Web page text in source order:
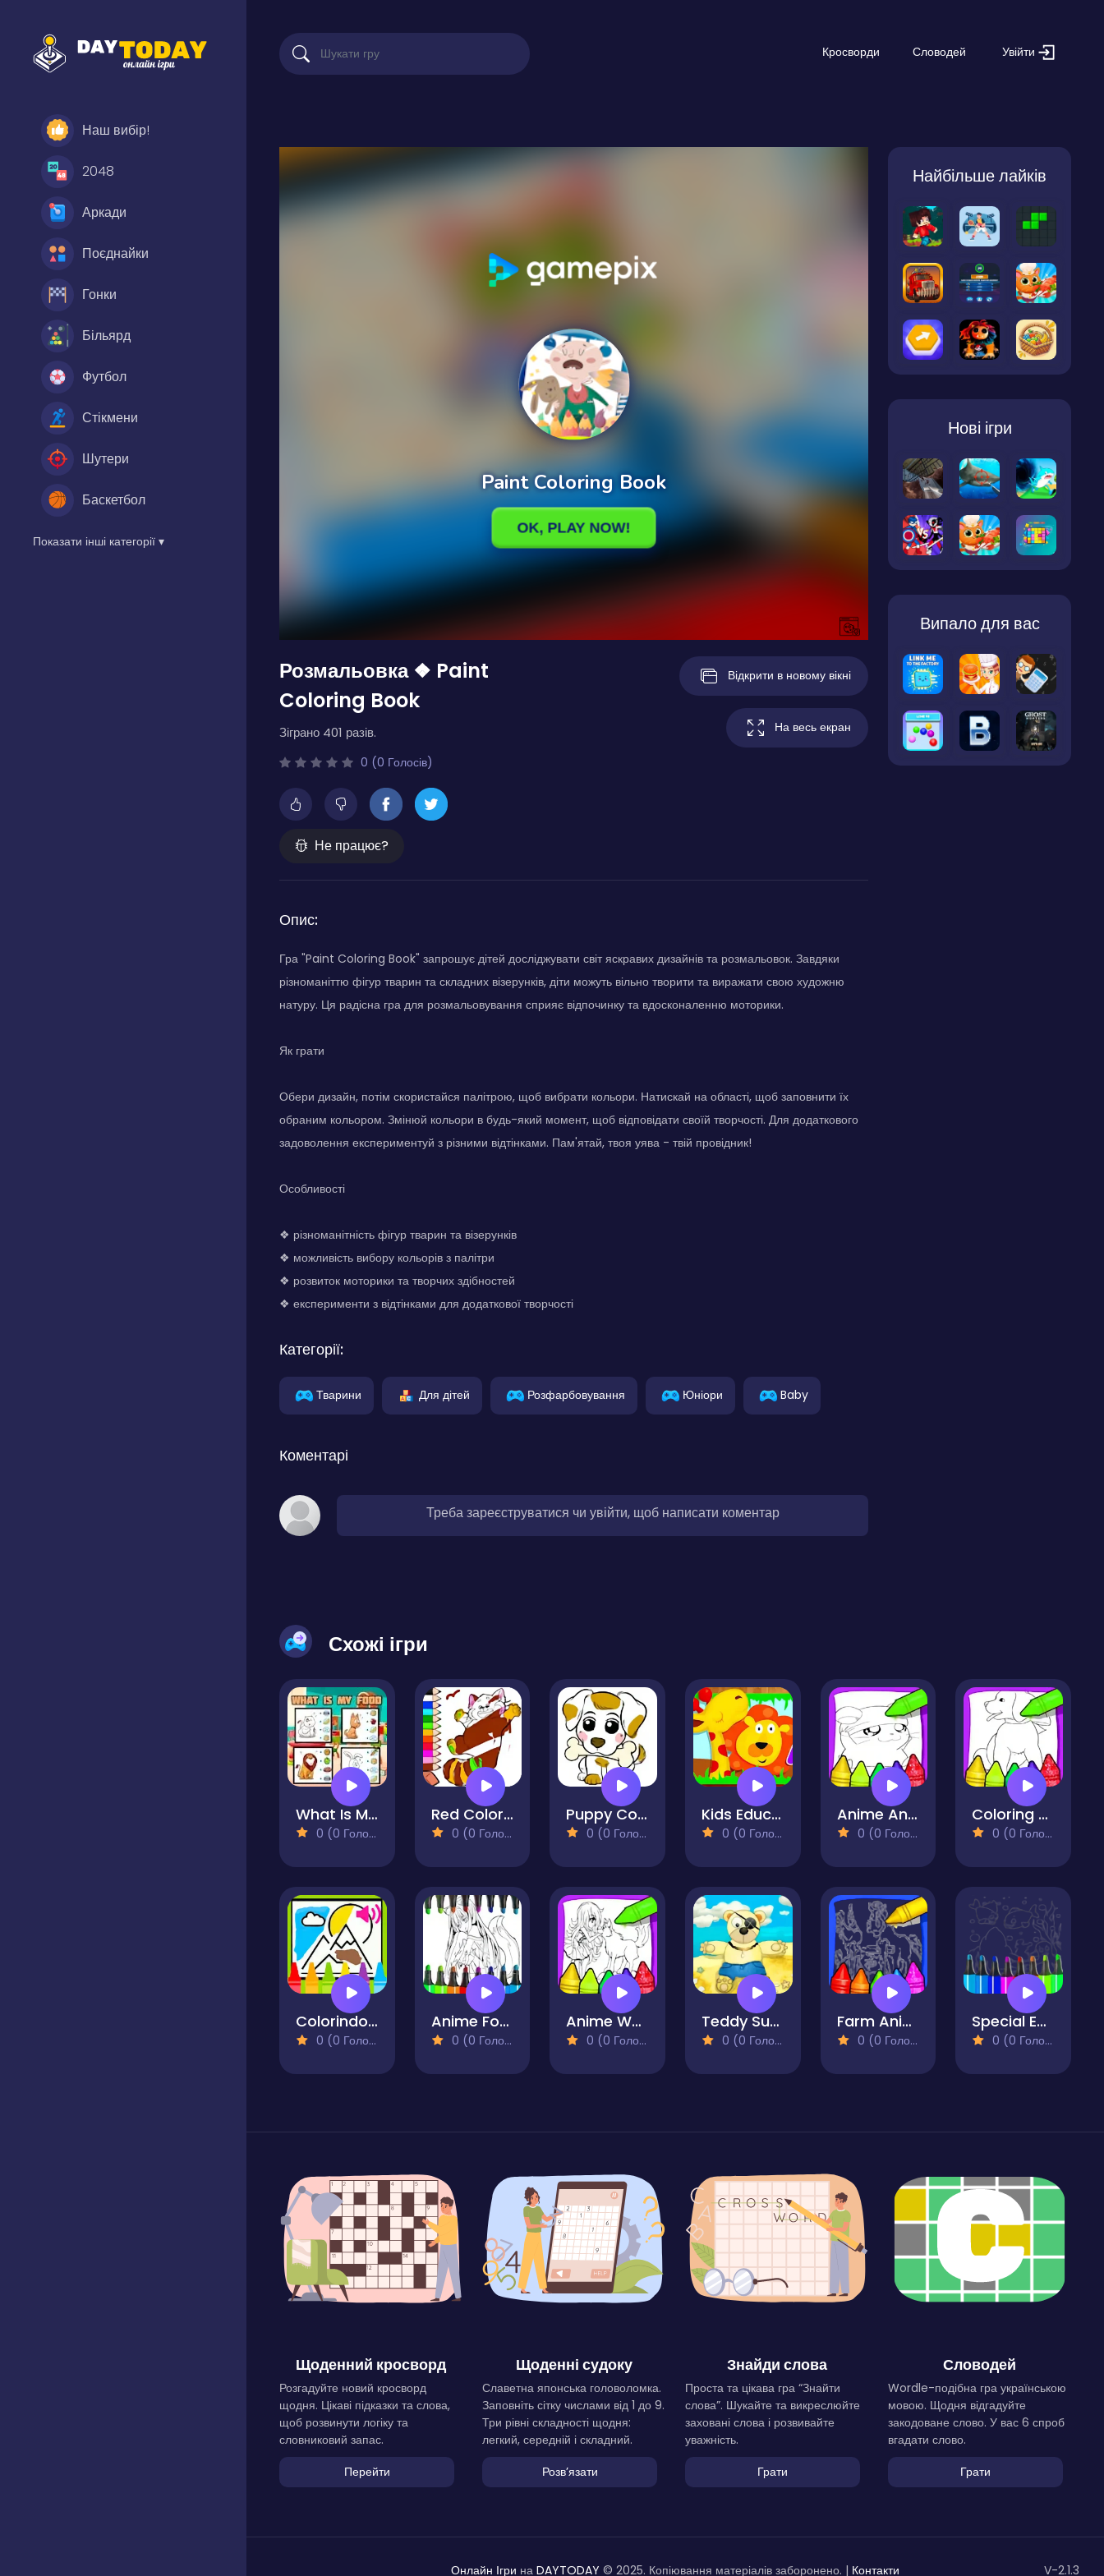
Наш вибір!
2048
Аркади
Поєднайки
Гонки
Більярд
Футбол
Стікмени
Шутери
Баскетбол
Показати інші категорії ▾
Кросворди Словодей Увійти
Розмальовка ❖ Paint
Coloring Book
Зіграно 401 разів.
0 (0 Голосів)
Не працює?
Відкрити в новому вікні
На весь екран
Опис:
Гра "Paint Coloring Book" запрошує дітей досліджувати світ яскравих дизайнів та розмальовок. Завдяки
різноманіттю фігур тварин та складних візерунків, діти можуть вільно творити та виражати свою художню
натуру. Ця радісна гра для розмальовування сприяє відпочинку та вдосконаленню моторики.
Як грати
Обери дизайн, потім скористайся палітрою, щоб вибрати кольори. Натискай на області, щоб заповнити їх
обраним кольором. Змінюй кольори в будь-який момент, щоб відповідати своїй творчості. Для додаткового
задоволення експериментуй з різними відтінками. Пам'ятай, твоя уява - твій провідник!
Особливості
❖ різноманітність фігур тварин та візерунків
❖ можливість вибору кольорів з палітри
❖ розвиток моторики та творчих здібностей
❖ експерименти з відтінками для додаткової творчості
Категорії:
Тварини Для дітей Розфарбовування Юніори Baby
Коментарі
Треба зареєструватися чи увійти, щоб написати коментар
Найбільше лайків
Нові ігри
Випало для вас
Схожі ігри
What Is My Food
0 (0 Голосів)
Red Coloring Book
0 (0 Голосів)
Puppy Coloring Book
0 (0 Голосів)
Kids Educations ABC
0 (0 Голосів)
Anime Animals Coloring Pages
0 (0 Голосів)
Coloring Pages For Kid That Are 8 Animals
0 (0 Голосів)
Colorindo a Criaçao do Mundo
0 (0 Голосів)
Anime Fox Girl Cute Coloring Pages
0 (0 Голосів)
Anime Wolf Girl Coloring Pages
0 (0 Голосів)
Teddy Summer Dress-up
0 (0 Голосів)
Farm Animals Coloring For Kids
0 (0 Голосів)
Special Easy Animal Coloring Pages For Kids
0 (0 Голосів)
Щоденний кросворд
Розгадуйте новий кросворд
щодня. Цікаві підказки та слова,
щоб розвинути логіку та
словниковий запас.
Перейти
Щоденні судоку
Славетна японська головоломка.
Заповніть сітку числами від 1 до 9.
Три рівні складності щодня:
легкий, середній і складний.
Розвʼязати
Знайди слова
Проста та цікава гра “Знайти
слова”. Шукайте та викреслюйте
заховані слова і розвивайте
уважність.
Грати
Словодей
Wordle-подібна гра українською
мовою. Щодня відгадуйте
закодоване слово. У вас 6 спроб
вгадати слово.
Грати
Онлайн Ігри на DAYTODAY © 2025. Копіювання матеріалів заборонено. | Контакти V-2.1.3